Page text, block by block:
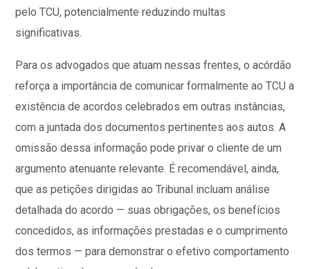
pelo TCU, potencialmente reduzindo multas
significativas.
Para os advogados que atuam nessas frentes, o acórdão
reforça a importância de comunicar formalmente ao TCU a
existência de acordos celebrados em outras instâncias,
com a juntada dos documentos pertinentes aos autos. A
omissão dessa informação pode privar o cliente de um
argumento atenuante relevante. É recomendável, ainda,
que as petições dirigidas ao Tribunal incluam análise
detalhada do acordo — suas obrigações, os benefícios
concedidos, as informações prestadas e o cumprimento
dos termos — para demonstrar o efetivo comportamento